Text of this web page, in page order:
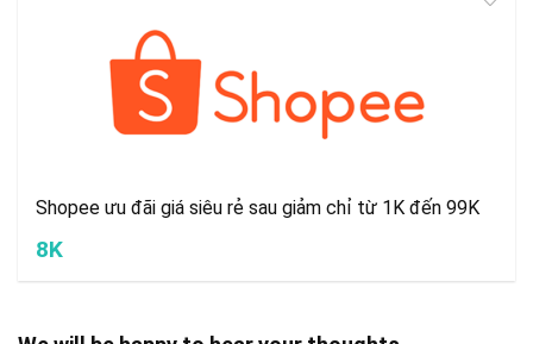
Shopee ưu đãi giá siêu rẻ sau giảm chỉ từ 1K đến 99K
8K